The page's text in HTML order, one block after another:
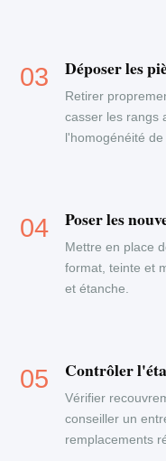
Déposer les
Retirer
casser les rangs
l'homogénéité
Poser les
Mettre en place
format, teinte et
et étanche.
Contrôler
Vérifier
conseiller un
remplacements